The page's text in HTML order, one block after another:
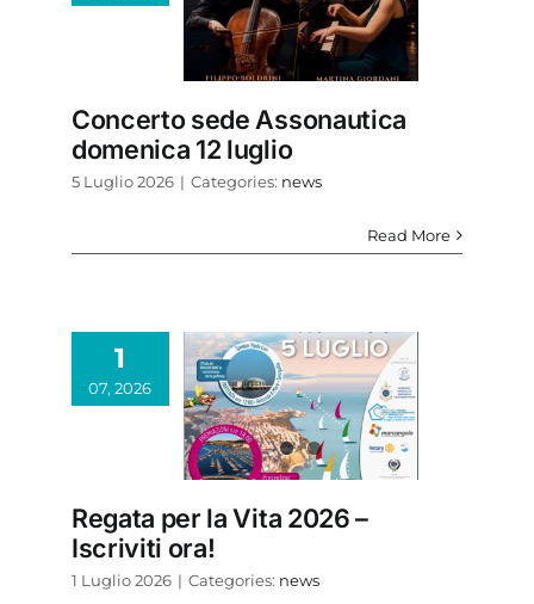
Concerto sede Assonautica
domenica 12 luglio
5 Luglio 2026 | Categories: news
Read More
1
07, 2026
Regata per la Vita 2026 –
Iscriviti ora!
1 Luglio 2026 | Categories: news